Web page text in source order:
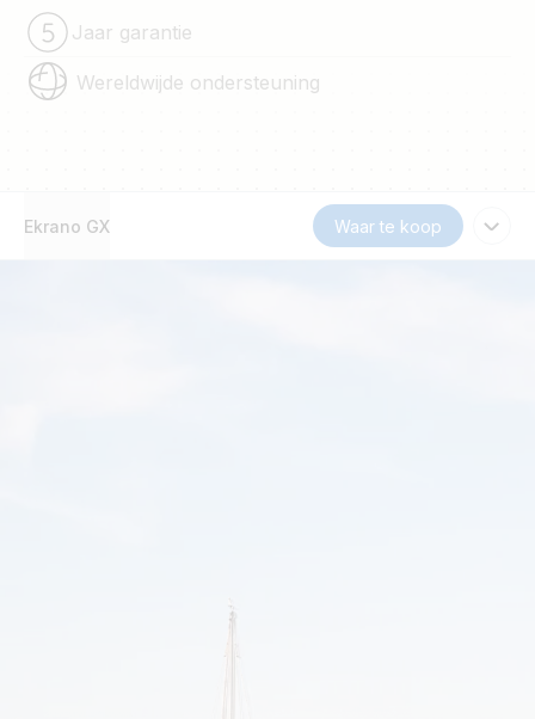
Jaar garantie
Wereldwijde ondersteuning
Ekrano GX Waar te koop